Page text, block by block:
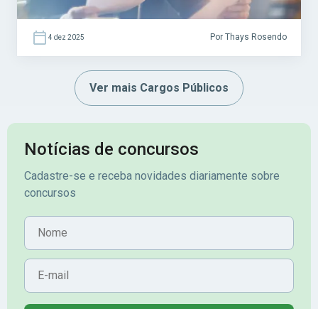
4 dez 2025 Por Thays Rosendo
Ver mais Cargos Públicos
Notícias de concursos
Cadastre-se e receba novidades diariamente sobre
concursos
Nome
E-mail